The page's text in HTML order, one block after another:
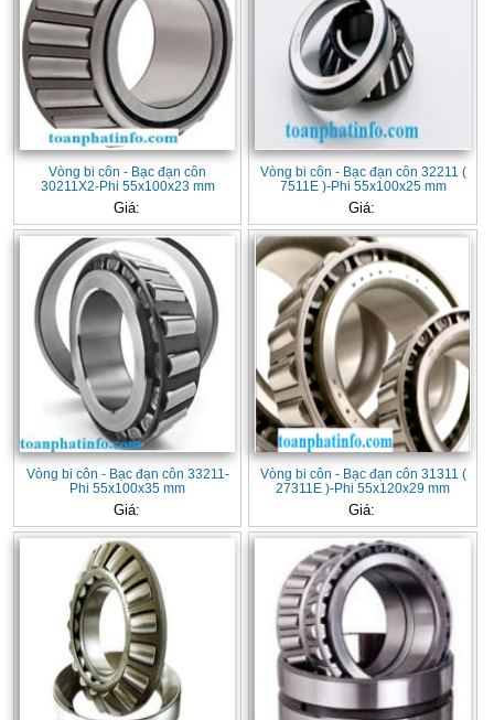
Vòng bi côn - Bạc đạn côn
30211X2-Phi 55x100x23 mm
Giá:
Vòng bi côn - Bạc đạn côn 32211 (
7511E )-Phi 55x100x25 mm
Giá:
Vòng bi côn - Bạc đạn côn 33211-
Phi 55x100x35 mm
Giá:
Vòng bi côn - Bạc đạn côn 31311 (
27311E )-Phi 55x120x29 mm
Giá: